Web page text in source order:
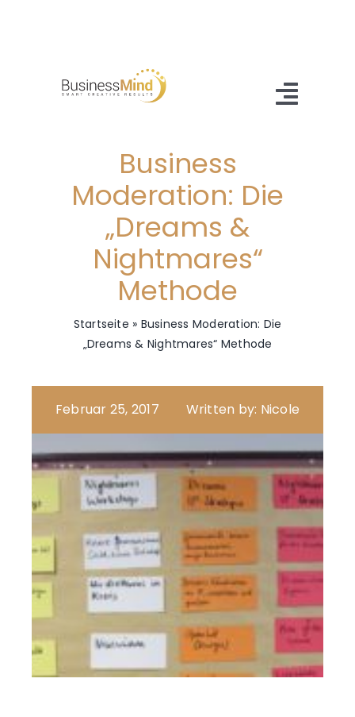
springen
Business
Moderation: Die
„Dreams &
Nightmares“
Methode
Startseite » Business Moderation: Die
„Dreams & Nightmares“ Methode
Februar 25, 2017 Written by: Nicole